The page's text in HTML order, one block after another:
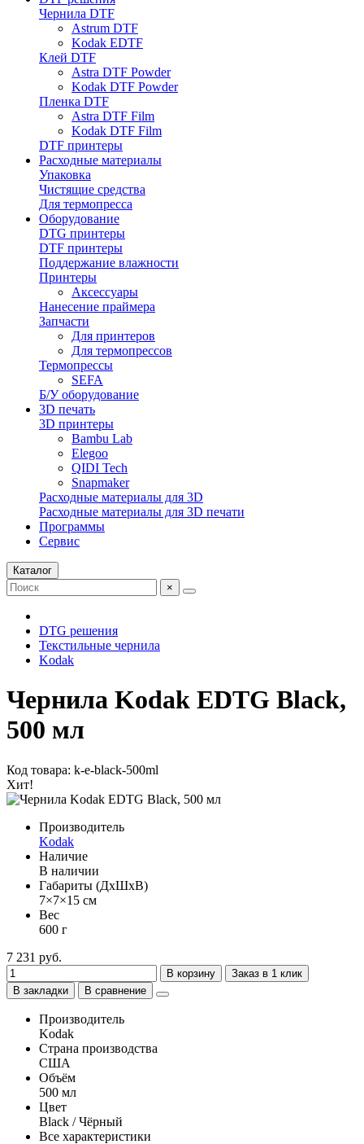
Чернила DTF
Astrum DTF
Kodak EDTF
Клей DTF
Astra DTF Powder
Kodak DTF Powder
Пленка DTF
Astra DTF Film
Kodak DTF Film
DTF принтеры
Расходные материалы
Упаковка
Чистящие средства
Для термопресса
Оборудование
DTG принтеры
DTF принтеры
Поддержание влажности
Принтеры
Аксессуары
Нанесение праймера
Запчасти
Для принтеров
Для термопрессов
Термопрессы
SEFA
Б/У оборудование
3D печать
3D принтеры
Bambu Lab
Elegoo
QIDI Tech
Snapmaker
Расходные материалы для 3D
Расходные материалы для 3D печати
Программы
Сервис
Каталог
×
DTG решения
Текстильные чернила
Kodak
Чернила Kodak EDTG Black,
500 мл
Код товара: k-e-black-500ml
Хит!
Производитель
Kodak
Наличие
В наличии
Габариты (ДхШхВ)
7×7×15 см
Вес
600 г
7 231 руб.
В корзину
Заказ в 1 клик
В закладки
В сравнение
Производитель
Kodak
Страна производства
США
Объём
500 мл
Цвет
Black / Чёрный
Все характеристики